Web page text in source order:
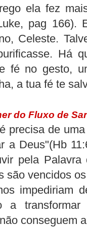
ela fez
, pag 166).
Celeste.
Há
fé no gesto,
a tua fé te
do Fluxo de
precisa de
a Deus"(Hb
pela
são vencidos
impediriam
a
conseguem